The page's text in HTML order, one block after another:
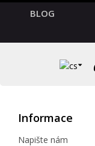
BLOG
Informace
Napište nám